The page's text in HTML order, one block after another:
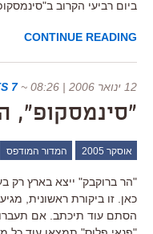
ביום רביעי הקרוב
CONTINUE READING
12 ינואר 2006 | 08:26 ~
7 COMMENTS
"סינמסקופ",
אוסקר 2005 המדור המודפס
"הר ברוקבק" ייצא בארץ רק
כאן. זו ביקורת ראשונית,
הסתם עוד תיכתב. אם